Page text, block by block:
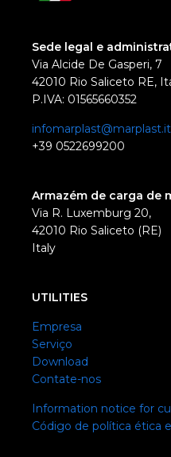
Sede legal e
Via Alcide De Gasperi, 7
42010 Rio Saliceto RE,
P.IVA: 01565660352
infomarplast@marplast.it
+39 0522699200
Armazém de carga de
Via R. Luxemburg 20,
42010 Rio Saliceto (RE)
Italy
UTILITIES
Empresa
Serviço
Download
Contate-nos
Information notice for
Código de política ética